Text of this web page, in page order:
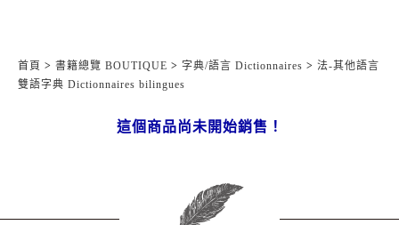
首頁 > 書籍總覽 BOUTIQUE > 字典/語言 Dictionnaires > 法-其他語言
雙語字典 Dictionnaires bilingues
這個商品尚未開始銷售！